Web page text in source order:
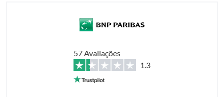
57 Avaliações
1.3